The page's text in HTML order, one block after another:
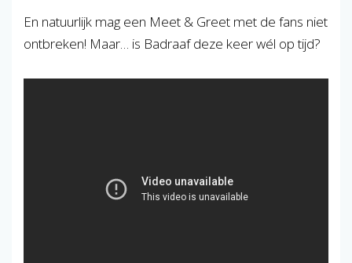
En natuurlijk mag een Meet & Greet met de fans niet
ontbreken! Maar… is Badraaf deze keer wél op tijd?